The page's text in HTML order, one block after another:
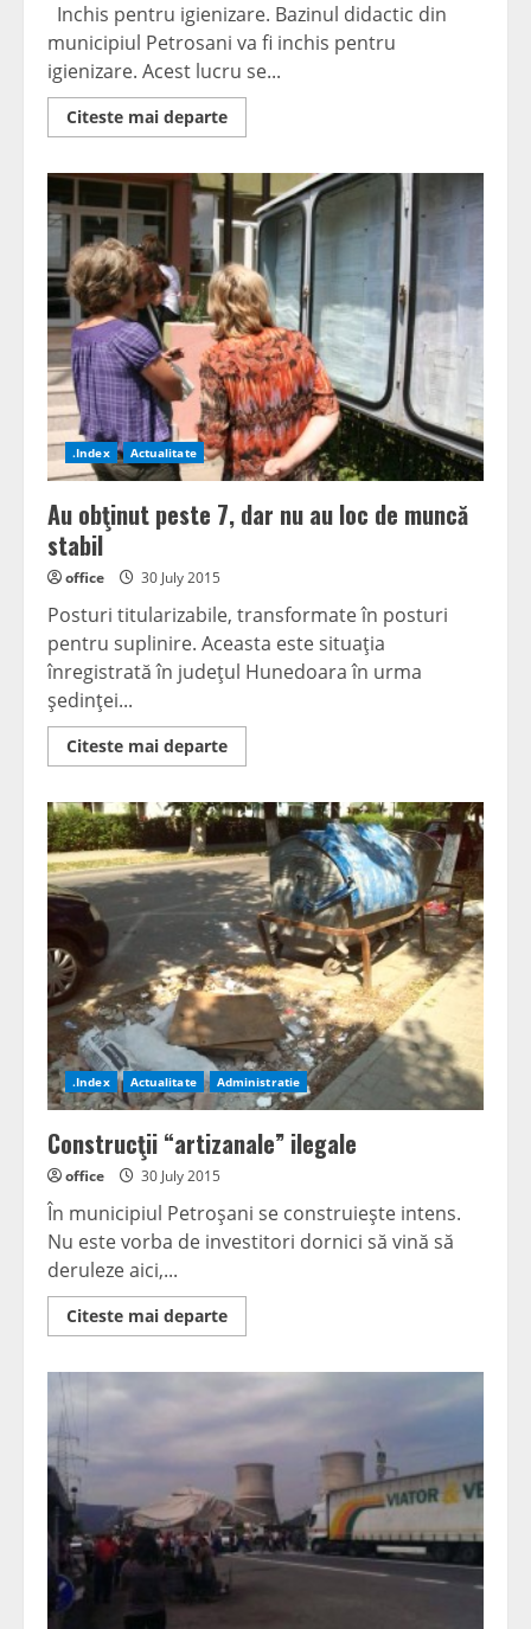
Inchis pentru igienizare. Bazinul didactic din
municipiul Petrosani va fi inchis pentru
igienizare. Acest lucru se...
Citeste mai departeRead
more
cu
bălăceala
la
bazinul
didactiC
.Index Actualitate
Au obţinut peste 7, dar nu au loc de muncă
stabil
office 30 July 2015
Posturi titularizabile, transformate în posturi
pentru suplinire. Aceasta este situaţia
înregistrată în judeţul Hunedoara în urma
şedinţei...
Citeste mai departeRead
more
obţinut
peste
7,
dar
nu
au
loc
de
muncă
stabil
.Index Actualitate Administratie
Construcţii “artizanale” ilegale
office 30 July 2015
În municipiul Petroşani se construieşte intens.
Nu este vorba de investitori dornici să vină să
deruleze aici,...
Citeste mai departeRead
more
ilegale